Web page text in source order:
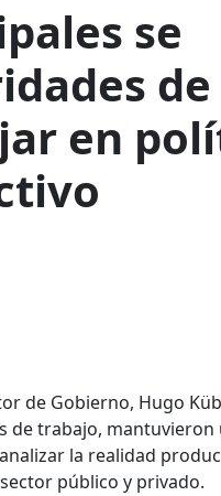
se
de
en
de Gobierno, Hugo
de trabajo,
la realidad
público y privado.